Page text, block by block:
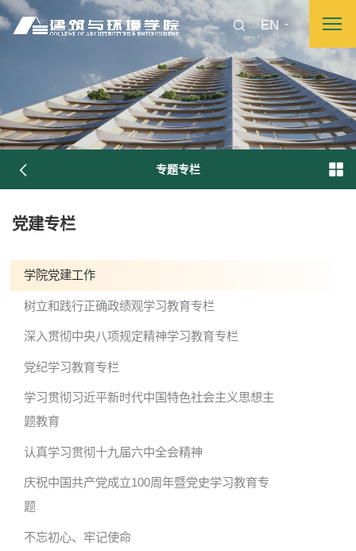
EN
图片新闻
院长致词 学院简介 现任领导
院党委 院行政 院工会 教授委员会
教学科研岗 行政管理岗 教学思政岗 实验教辅岗
本科教育 研究生教育
专题专栏
党建专栏
学院党建工作
树立和践行正确政绩观学习教育专栏
深入贯彻中央八项规定精神学习教育专栏
党纪学习教育专栏
学习贯彻习近平新时代中国特色社会主义思想主
题教育
认真学习贯彻十九届六中全会精神
庆祝中国共产党成立100周年暨党史学习教育专
题
不忘初心、牢记使命